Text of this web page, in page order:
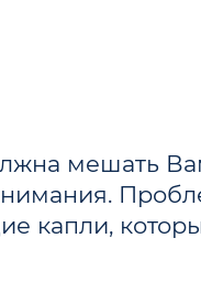
мешать
капли,